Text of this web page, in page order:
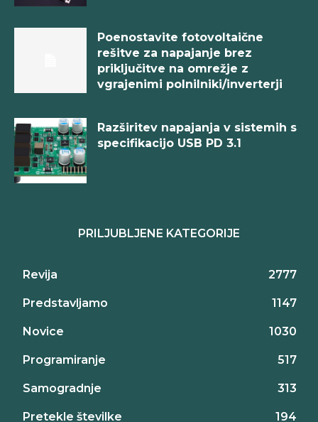
Poenostavite fotovoltaične
rešitve za napajanje brez
priključitve na omrežje z
vgrajenimi polnilniki/inverterji
Razširitev napajanja v sistemih s
specifikacijo USB PD 3.1
PRILJUBLJENE KATEGORIJE
Revija 2777
Predstavljamo 1147
Novice 1030
Programiranje 517
Samogradnje 313
Pretekle številke 194